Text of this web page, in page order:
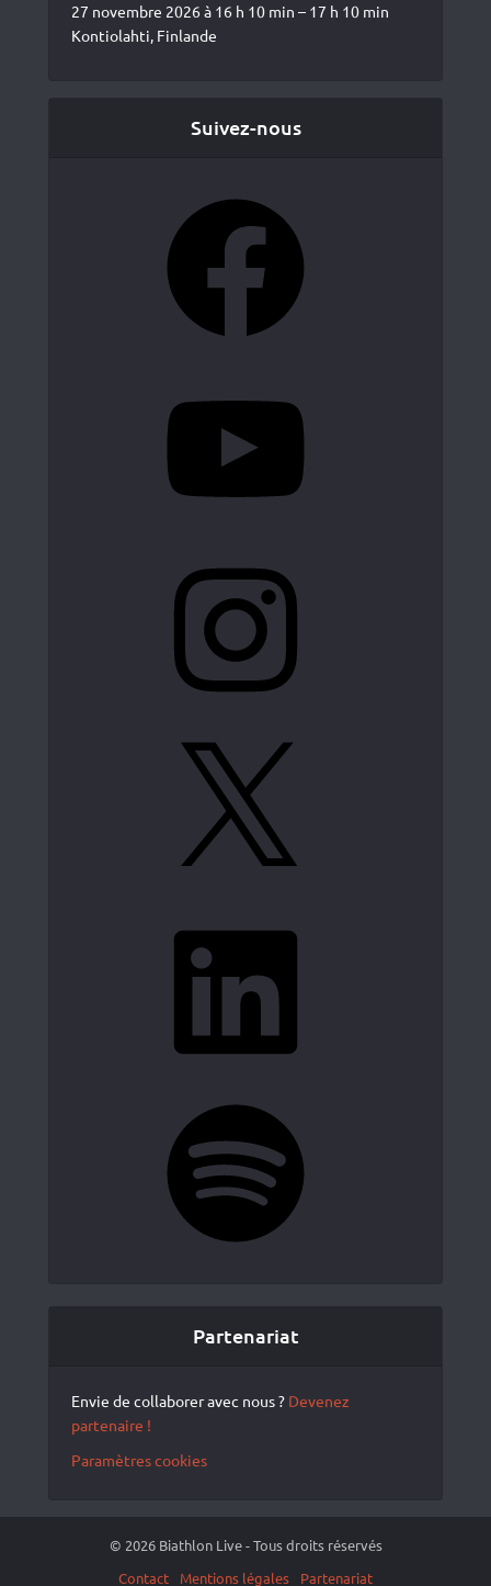
27 novembre 2026 à 16 h 10 min – 17 h 10 min
Kontiolahti, Finlande
Suivez-nous
Partenariat
Envie de collaborer avec nous ? Devenez
partenaire !
Paramètres cookies
© 2026 Biathlon Live - Tous droits réservés
Contact
Mentions légales Partenariat